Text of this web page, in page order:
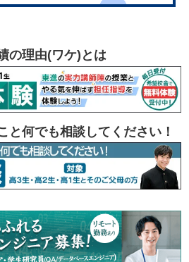
の理由(ワケ)とは
と何でも相談してください！